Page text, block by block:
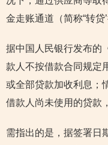
金走账通道（简称“转贷
据中国人民银行发布的
款人不按借款合同规定
或全部贷款加收利息；
借款人尚未使用的贷款
需指出的是，据签署日